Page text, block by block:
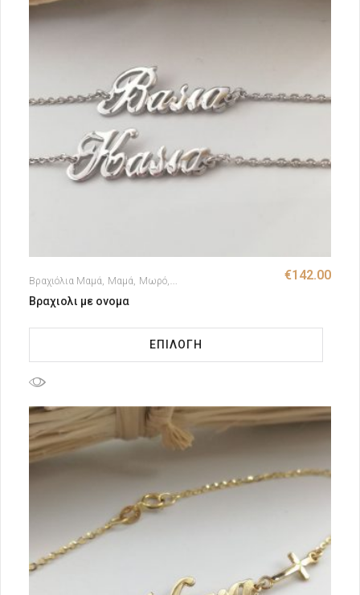
Βραχιόλια Μαμά Μαμά Μωρό Παιδικές Ταυτότητες Μαμά - Μωρό
€142.00
Βραχιολι με ονομα
ΕΠΙΛΟΓΉ